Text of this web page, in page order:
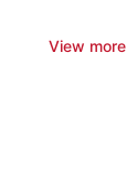
View more